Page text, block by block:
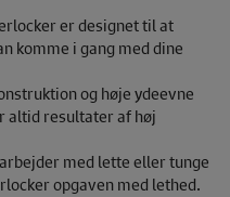
er designet til at
komme i gang med dine
og høje ydeevne
altid resultater af høj
med lette eller tunge
opgaven med lethed.